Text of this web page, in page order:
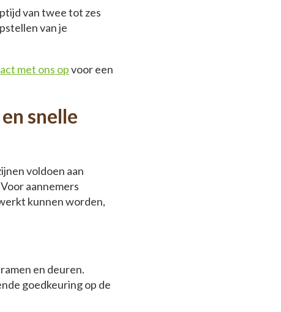
van twee tot zes
van je
met ons opvoor een
snelle
voldoen aan
aannemers
kunnen worden,
en deuren.
goedkeuring op de